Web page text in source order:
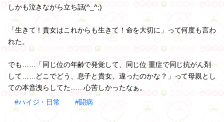
しかも泣きながら立ち話(^_^;)
「生きて！貴女はこれからも生きて！命を大切に」って何度も言わ
れた。
でも……「同じ位の年齢で発覚して、同じ位 重症で同じ抗がん剤
して……どこでどう、息子と貴女、違ったのかな？」って母親とし
ての本音洩らしてた……心苦しかったなぁ。
#ハイジ・日常
#闘病